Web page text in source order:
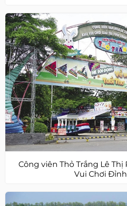
Công viên Thỏ Trắng Lê Thị
Vui Chơi Đỉnh